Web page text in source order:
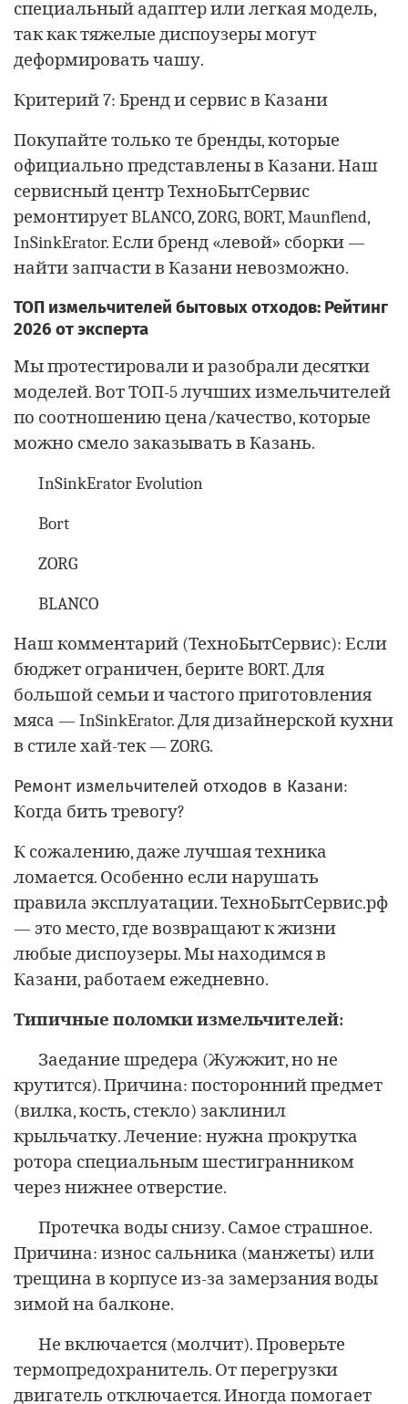
специальный адаптер или легкая модель,
так как тяжелые диспоузеры могут
деформировать чашу.
Критерий 7: Бренд и сервис в Казани
Покупайте только те бренды, которые
официально представлены в Казани. Наш
сервисный центр ТехноБытСервис
ремонтирует BLANCO, ZORG, BORT, Maunflend,
InSinkErator. Если бренд «левой» сборки —
найти запчасти в Казани невозможно.
ТОП измельчителей бытовых отходов: Рейтинг
2026 от эксперта
Мы протестировали и разобрали десятки
моделей. Вот ТОП-5 лучших измельчителей
по соотношению цена/качество, которые
можно смело заказывать в Казань.
InSinkErator Evolution
Bort
ZORG
BLANCO
Наш комментарий (ТехноБытСервис): Если
бюджет ограничен, берите BORT. Для
большой семьи и частого приготовления
мяса — InSinkErator. Для дизайнерской кухни
в стиле хай-тек — ZORG.
Ремонт измельчителей отходов в Казани:
Когда бить тревогу?
К сожалению, даже лучшая техника
ломается. Особенно если нарушать
правила эксплуатации. ТехноБытСервис.рф
— это место, где возвращают к жизни
любые диспоузеры. Мы находимся в
Казани, работаем ежедневно.
Типичные поломки измельчителей:
Заедание шредера (Жужжит, но не
крутится). Причина: посторонний предмет
(вилка, кость, стекло) заклинил
крыльчатку. Лечение: нужна прокрутка
ротора специальным шестигранником
через нижнее отверстие.
Протечка воды снизу. Самое страшное.
Причина: износ сальника (манжеты) или
трещина в корпусе из-за замерзания воды
зимой на балконе.
Не включается (молчит). Проверьте
термопредохранитель. От перегрузки
двигатель отключается. Иногда помогает